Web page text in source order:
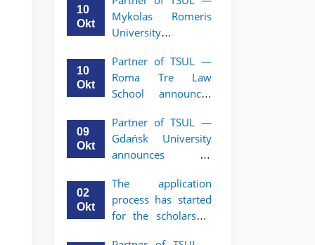
academic mobility
program for 2nd
and 3rd-year
10
Okt
Mykolas Romeris
University
academic mobility
program for 2nd
and 3rd-year
10
Okt
Partner of TSUL —
Roma Tre Law
School announces
mobility program
for 2nd and 3rd-
year students
09
Okt
Partner of TSUL —
Gdańsk University
announces an
program for 2nd
and 3rd-year
students of TSUL
02
Okt
The application
process has started
for the scholarship